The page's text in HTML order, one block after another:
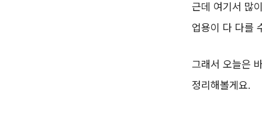
근데 여기서 많
업용이 다 다를
그래서 오늘은
정리해볼게요.